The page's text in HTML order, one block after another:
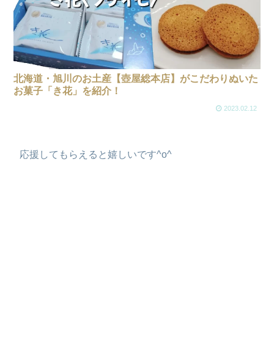
北海道・旭川のお土産【壺屋総本店】がこだわりぬいた
お菓子「き花」を紹介！
2023.02.12
応援してもらえると嬉しいです^o^